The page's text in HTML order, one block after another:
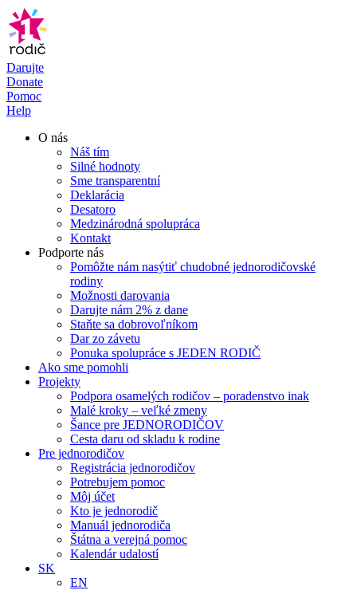
Preskočiť
na
obsah
Darujte
Donate
Pomoc
Help
O nás
Náš tím
Silné hodnoty
Sme transparentní
Deklarácia
Desatoro
Medzinárodná spolupráca
Kontakt
Podporte nás
Pomôžte nám nasýtiť chudobné jednorodičovské
rodiny
Možnosti darovania
Darujte nám 2% z dane
Staňte sa dobrovoľníkom
Dar zo závetu
Ponuka spolupráce s JEDEN RODIČ
Ako sme pomohli
Projekty
Podpora osamelých rodičov – poradenstvo inak
Malé kroky – veľké zmeny
Šance pre JEDNORODIČOV
Cesta daru od skladu k rodine
Pre jednorodičov
Registrácia jednorodičov
Potrebujem pomoc
Môj účet
Kto je jednorodič
Manuál jednorodiča
Štátna a verejná pomoc
Kalendár udalostí
SK
EN